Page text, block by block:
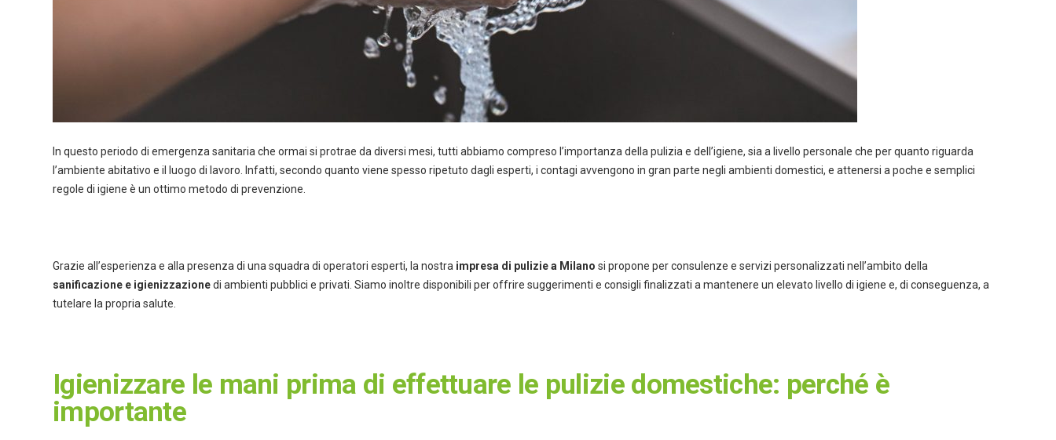
In questo periodo di emergenza sanitaria che ormai si protrae da diversi mesi, tutti abbiamo compreso l’importanza della pulizia e dell’igiene, sia a livello personale che per quanto riguarda
l’ambiente abitativo e il luogo di lavoro. Infatti, secondo quanto viene spesso ripetuto dagli esperti, i contagi avvengono in gran parte negli ambienti domestici, e attenersi a poche e semplici
regole di igiene è un ottimo metodo di prevenzione.
Grazie all’esperienza e alla presenza di una squadra di operatori esperti, la nostra impresa di pulizie a Milano si propone per consulenze e servizi personalizzati nell’ambito della
sanificazione e igienizzazionedi ambienti pubblici e privati. Siamo inoltre disponibili per offrire suggerimenti e consigli finalizzati a mantenere un elevato livello di igiene e, di conseguenza, a
tutelare la propria salute.
Igienizzare le mani prima di effettuare le pulizie domestiche: perché è
importante